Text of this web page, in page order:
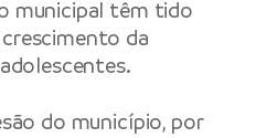
municipal têm tido
da
do município, por